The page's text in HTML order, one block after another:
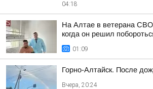
04:18
На Алтае в ветерана
когда он решил
01:09
Горно-Алтайск. После
Вчера, 20:24